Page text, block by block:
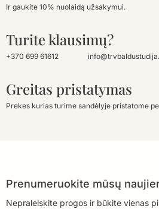
Ir gaukite 10% nuolaidą užsakymui.
Turite klausimų?
+370 699 61612
Greitas pristatymas
Prekes kurias turime sandėlyje pristatome
Prenumeruokite mūsų
Nepraleiskite progos ir būkite vienas